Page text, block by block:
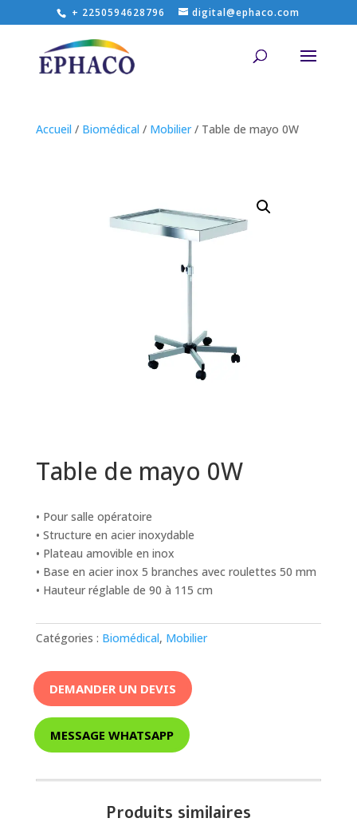
+ 2250594628796 digital@ephaco.com
Accueil / Biomédical / Mobilier/ Table de mayo 0W
Table de mayo 0W
• Pour salle opératoire
• Structure en acier inoxydable
• Plateau amovible en inox
• Base en acier inox 5 branches avec roulettes 50 mm
• Hauteur réglable de 90 à 115 cm
Catégories : Biomédical, Mobilier
DEMANDER UN DEVIS
MESSAGE WHATSAPP
Produits similaires